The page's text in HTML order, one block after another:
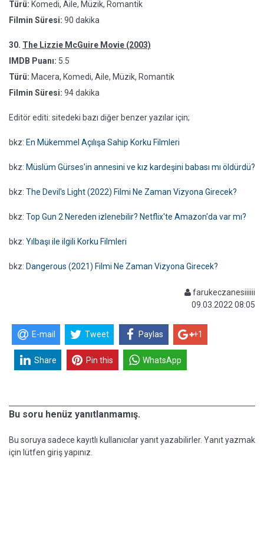
Türü: Komedi, Aile, Müzik, Romantik
Filmin Süresi: 90 dakika
30. The Lizzie McGuire Movie (2003)
IMDB Puanı: 5.5
Türü: Macera, Komedi, Aile, Müzik, Romantik
Filmin Süresi: 94 dakika
Editör editi: sitedeki bazı diğer benzer yazılar için;
bkz: En Mükemmel Açılışa Sahip Korku Filmleri
bkz: Müslüm Gürses'in annesini ve kız kardeşini babası mı öldürdü?
bkz: The Devil's Light (2022) Filmi Ne Zaman Vizyona Girecek?
bkz: Top Gun 2 Nereden izlenebilir? Netflix'te Amazon'da var mı?
bkz: Yılbaşı ile ilgili Korku Filmleri
bkz: Dangerous (2021) Filmi Ne Zaman Vizyona Girecek?
farukeczanesiiiiii
09.03.2022 08:05
E-mail Tweet Paylas +1
Share Pin this WhatsApp
Bu soru henüz yanıtlanmamış.
Bu soruya sadece kayıtlı kullanıcılar yanıt yazabilirler. Yanıt yazmak
için lütfen giriş yapınız.